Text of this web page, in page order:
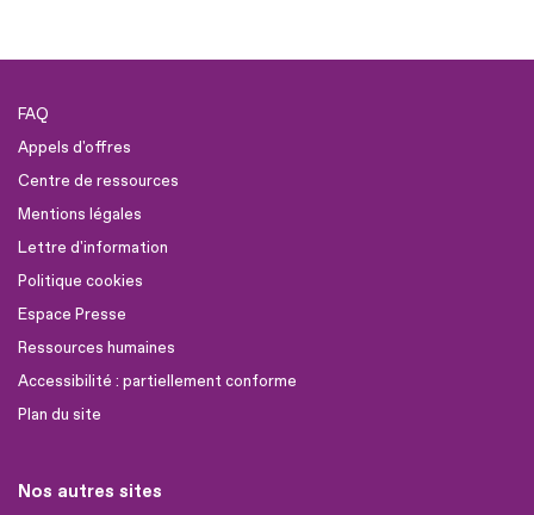
FAQ
Appels d'offres
Centre de ressources
Mentions légales
Lettre d'information
Politique cookies
Espace Presse
Ressources humaines
Accessibilité : partiellement conforme
Plan du site
Nos autres sites